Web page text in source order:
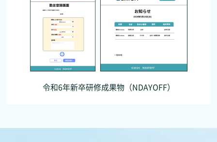
令和6年新卒研修成果物（NDAYOFF）